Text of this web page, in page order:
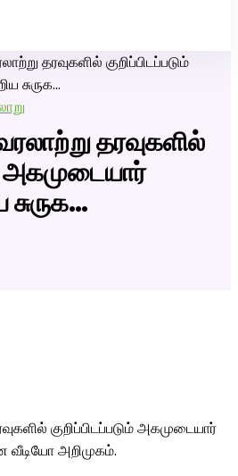
தரவுகளில் குறிப்பிடப்படும்
சுருக…
தரவுகளில்
அகமுடையார்
சுருக…
குறிப்பிடப்படும் அகமுடையார்
வீடியோ அறிமுகம்.